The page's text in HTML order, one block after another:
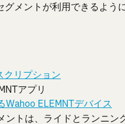
グメントが利用できるよう
クリプション
アプリ
Wahoo ELEMNTデバイス
ントは、ライドとランニン